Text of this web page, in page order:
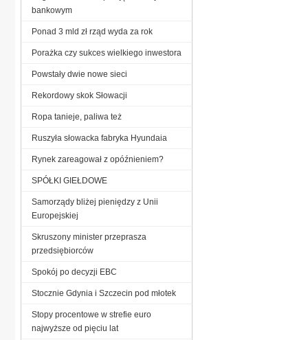
bankowym
Ponad 3 mld zł rząd wyda za rok
Porażka czy sukces wielkiego inwestora
Powstały dwie nowe sieci
Rekordowy skok Słowacji
Ropa tanieje, paliwa też
Ruszyła słowacka fabryka Hyundaia
Rynek zareagował z opóźnieniem?
SPÓŁKI GIEŁDOWE
Samorządy bliżej pieniędzy z Unii
Europejskiej
Skruszony minister przeprasza
przedsiębiorców
Spokój po decyzji EBC
Stocznie Gdynia i Szczecin pod młotek
Stopy procentowe w strefie euro
najwyższe od pięciu lat